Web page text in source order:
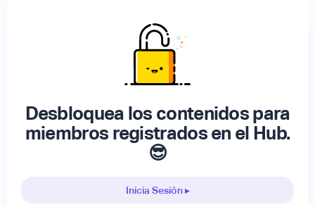
Desbloquea los contenidos para
miembros registrados en el Hub.
😎
Inicia Sesión ▸